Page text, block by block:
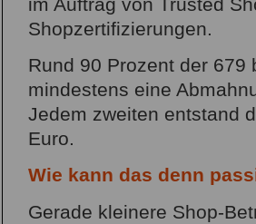
im Auftrag von Trusted
Shopzertifizierungen.
Rund 90 Prozent der
mindestens eine
Jedem zweiten entstand
Euro.
Wie kann das denn
Gerade kleinere Shop-